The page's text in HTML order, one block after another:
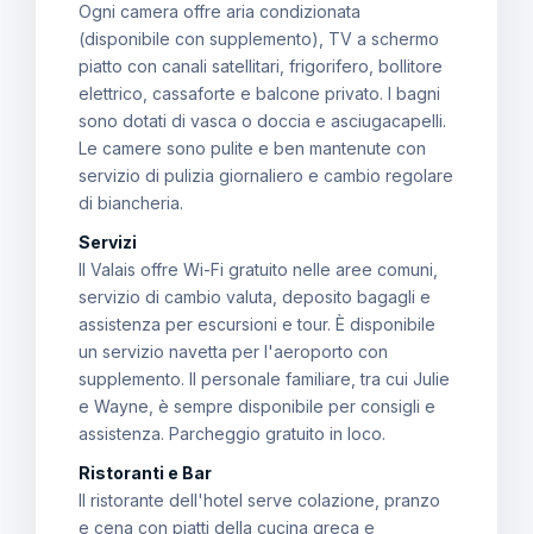
Ogni camera offre aria condizionata
(disponibile con supplemento), TV a schermo
piatto con canali satellitari, frigorifero, bollitore
elettrico, cassaforte e balcone privato. I bagni
sono dotati di vasca o doccia e asciugacapelli.
Le camere sono pulite e ben mantenute con
servizio di pulizia giornaliero e cambio regolare
di biancheria.
Servizi
Il Valais offre Wi-Fi gratuito nelle aree comuni,
servizio di cambio valuta, deposito bagagli e
assistenza per escursioni e tour. È disponibile
un servizio navetta per l'aeroporto con
supplemento. Il personale familiare, tra cui Julie
e Wayne, è sempre disponibile per consigli e
assistenza. Parcheggio gratuito in loco.
Ristoranti e Bar
Il ristorante dell'hotel serve colazione, pranzo
e cena con piatti della cucina greca e